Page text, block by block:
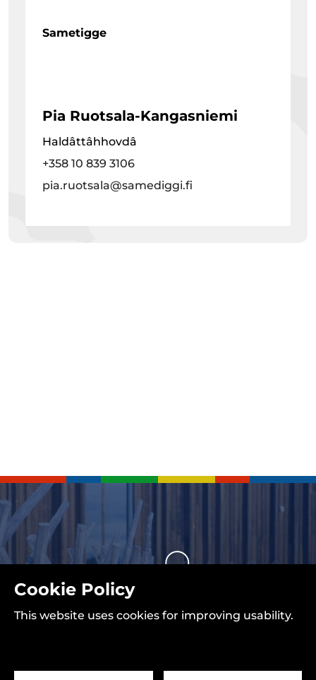
Cookie Policy
This website uses cookies for improving usability.
Sametigge
Pia Ruotsala-Kangasniemi
Haldâttâhhovdâ
+358 10 839 3106
pia.ruotsala@samediggi.fi